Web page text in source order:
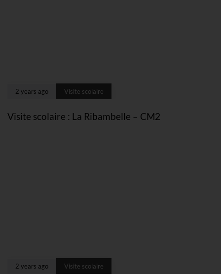
2 years ago Visite scolaire
Visite scolaire : La Ribambelle – CM2
2 years ago Visite scolaire